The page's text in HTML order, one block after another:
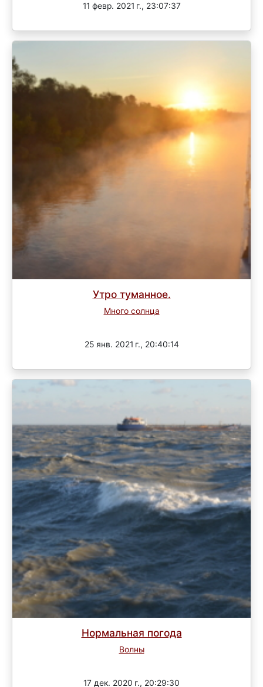
11 февр. 2021 г., 23:07:37
Утро туманное.
Много солнца
25 янв. 2021 г., 20:40:14
Нормальная погода
Волны
17 дек. 2020 г., 20:29:30